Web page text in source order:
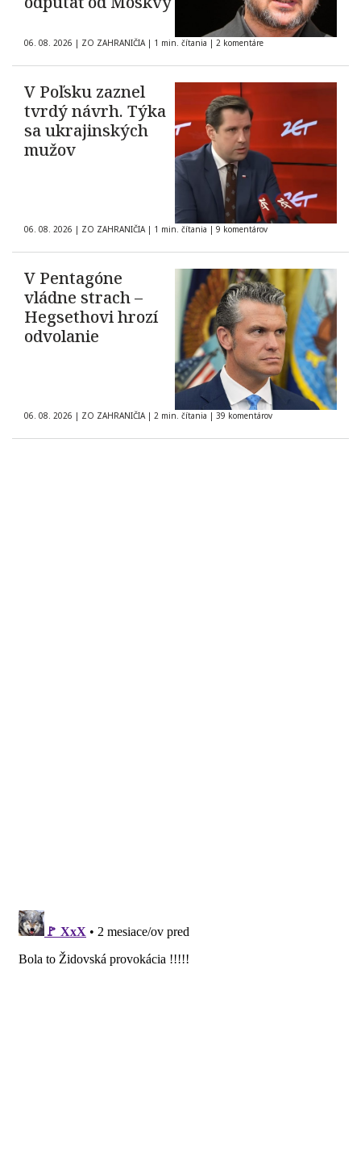
06. 08. 2026 | ZO ZAHRANIČIA | 1 min. čítania | 2 komentáre
V Poľsku zaznel
tvrdý návrh. Týka
sa ukrajinských
mužov
06. 08. 2026 | ZO ZAHRANIČIA | 1 min. čítania | 9 komentárov
V Pentagóne
vládne strach –
Hegsethovi hrozí
odvolanie
06. 08. 2026 | ZO ZAHRANIČIA | 2 min. čítania | 39 komentárov